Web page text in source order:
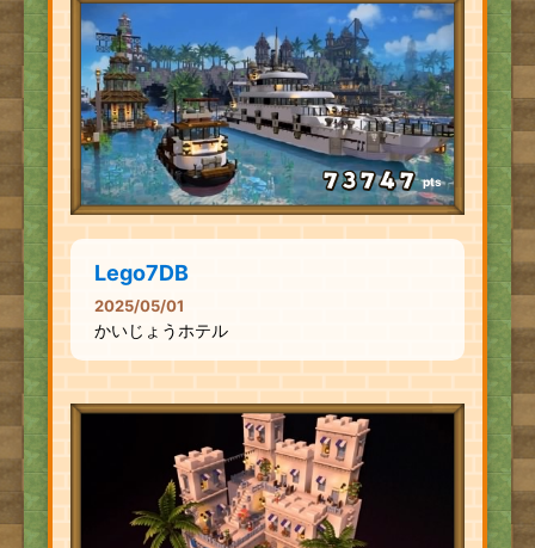
pts
Lego7DB
2025/05/01
かいじょうホテル